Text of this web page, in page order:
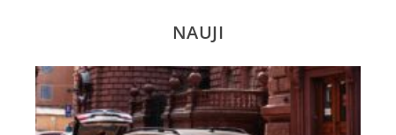
NAUJI